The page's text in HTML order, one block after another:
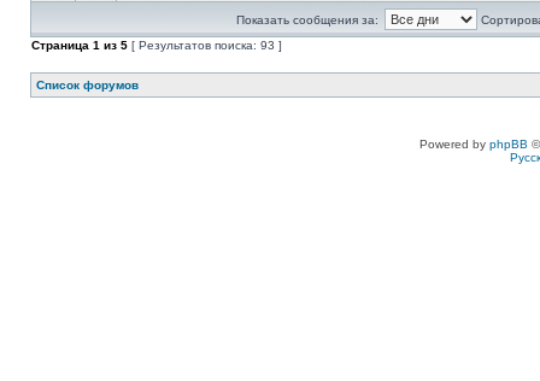
Показать сообщения за:
Страница 1 из 5 [ Результатов поиска: 93 ]
Список форумов
Powered by phpBB